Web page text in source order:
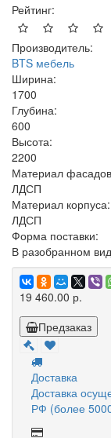
Рейтинг:
Производитель:
BTS мебель
Ширина:
1700
Глубина:
600
Высота:
2200
Материал
ЛДСП
Материал корпуса:
ЛДСП
Форма поставки:
В разобранном
19 460.00 р.
Предзаказ
Доставка
Доставка
РФ (более